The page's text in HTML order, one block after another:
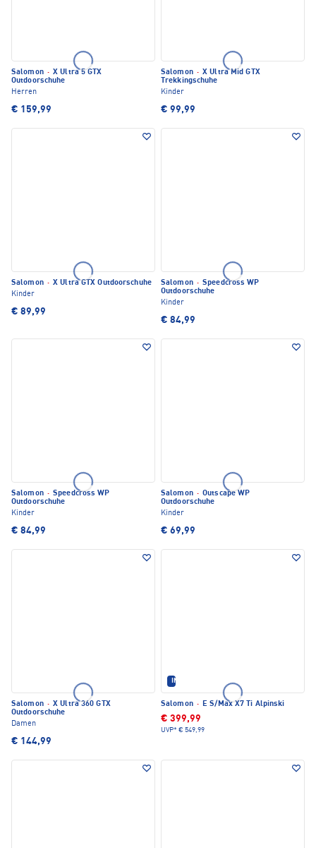
Salomon · X Ultra 5 GTX
Outdoorschuhe
Herren
€ 159,99
Salomon · X Ultra Mid GTX
Trekkingschuhe
Kinder
€ 99,99
Salomon · X Ultra GTX Outdoorschuhe
Kinder
€ 89,99
Salomon · Speedcross WP
Outdoorschuhe
Kinder
€ 84,99
Salomon · Speedcross WP
Outdoorschuhe
Kinder
€ 84,99
Salomon · Outscape WP
Outdoorschuhe
Kinder
€ 69,99
Salomon · X Ultra 360 GTX
Outdoorschuhe
Damen
€ 144,99
IM SET ERHÄLTLICH
Salomon · E S/Max X7 Ti Alpinski
€ 399,99
UVP* € 549,99